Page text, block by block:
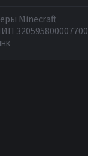
Minecraft
320595800007700